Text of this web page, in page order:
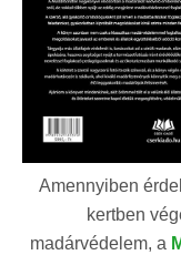
Amennyiben
kertben
madárvédelem, a